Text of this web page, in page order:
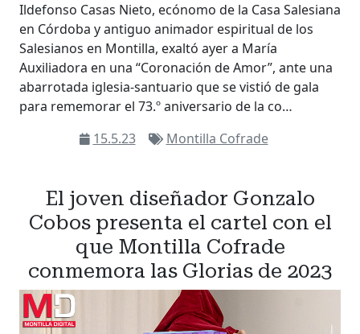
Ildefonso Casas Nieto, ecónomo de la Casa Salesiana
en Córdoba y antiguo animador espiritual de los
Salesianos en Montilla, exaltó ayer a María
Auxiliadora en una “Coronación de Amor”, ante una
abarrotada iglesia-santuario que se vistió de gala
para rememorar el 73.º aniversario de la co…
15.5.23
Montilla Cofrade
El joven diseñador Gonzalo
Cobos presenta el cartel con el
que Montilla Cofrade
conmemora las Glorias de 2023